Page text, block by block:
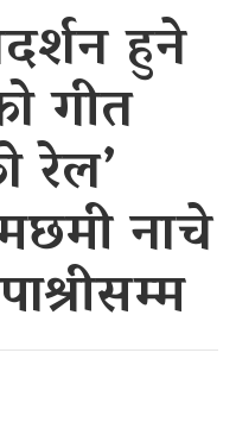
हुने
गीत
रेल’
नाचे